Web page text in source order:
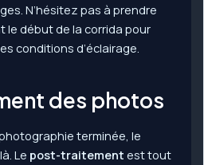
N’hésitez pas à prendre
le début de la corrida pour
conditions d’éclairage.
des photos
terminée, le
Le post-traitement est tout